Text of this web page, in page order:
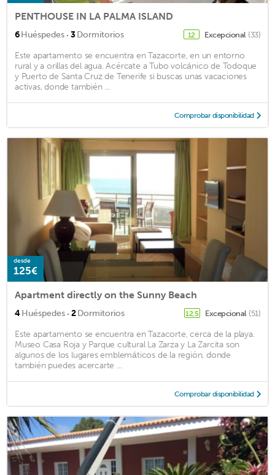
PENTHOUSE IN LA PALMA ISLAND
6Huéspedes · 3Dormitorios 12 Excepcional (33)
Este apartamento se encuentra en Tazacorte, en un entorno
rural y a orillas del agua. Acércate a Tubo volcánico de Todoque
y Puerto de Santa Cruz de Tenerife si buscas unas vacaciones
activas, donde también ...
Comprobar disponibilidad
desde
125€
Apartment directly on the Sunny Beach
4Huéspedes · 2Dormitorios 12,5 Excepcional (51)
Este apartamento se encuentra en Tazacorte, cerca de la playa.
Museo Casa Roja y Parque cultural La Zarza y La Zarcita son
algunos de los lugares emblemáticos de la región, donde
también puedes acercarte ...
Comprobar disponibilidad